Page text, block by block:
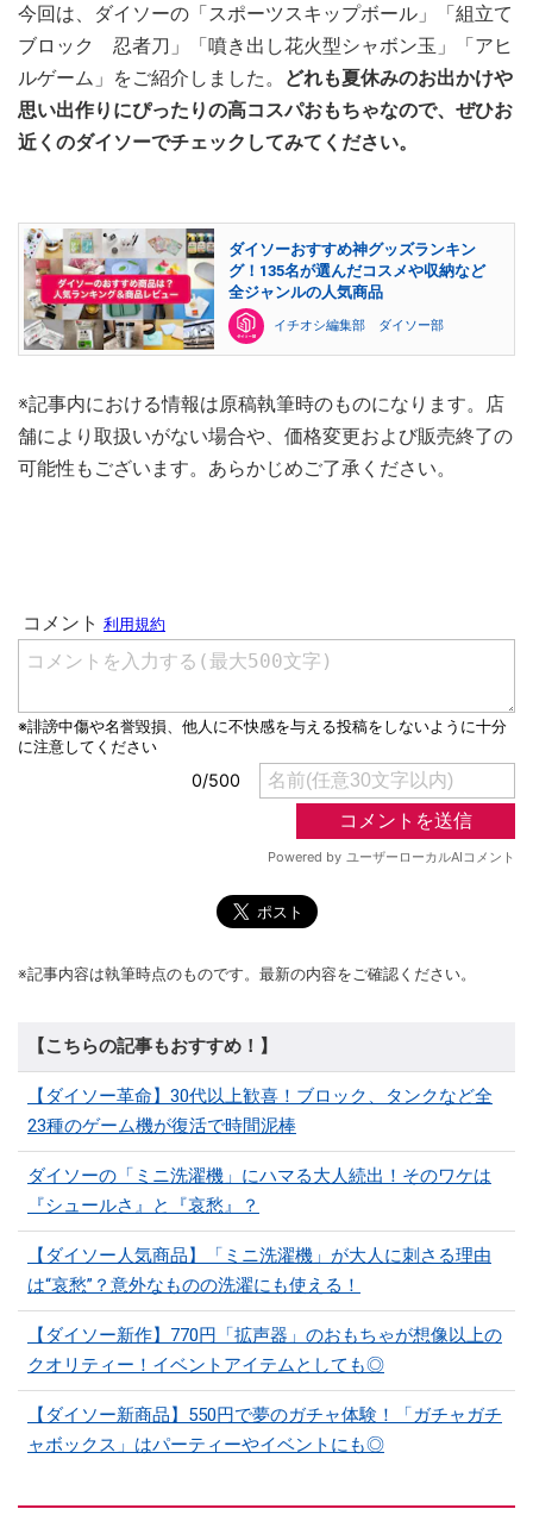
今回は、ダイソーの「スポーツスキップボール」「組立て
ブロック 忍者刀」「噴き出し花火型シャボン玉」「アヒ
ルゲーム」をご紹介しました。
どれも夏休みのお出かけや
思い出作りにぴったりの高コスパおもちゃなので、ぜひお
近くのダイソーでチェックしてみてください。
ダイソーおすすめ神グッズランキン
グ！135名が選んだコスメや収納など
全ジャンルの人気商品
イチオシ編集部 ダイソー部
※記事内における情報は原稿執筆時のものになります。店
舗により取扱いがない場合や、価格変更および販売終了の
可能性もございます。あらかじめご了承ください。
※記事内容は執筆時点のものです。最新の内容をご確認ください。
【こちらの記事もおすすめ！】
【ダイソー革命】30代以上歓喜！ブロック、タンクなど全
23種のゲーム機が復活で時間泥棒
ダイソーの「ミニ洗濯機」にハマる大人続出！そのワケは
『シュールさ』と『哀愁』？
【ダイソー人気商品】「ミニ洗濯機」が大人に刺さる理由
は“哀愁”？意外なものの洗濯にも使える！
【ダイソー新作】770円「拡声器」のおもちゃが想像以上の
クオリティー！イベントアイテムとしても◎
【ダイソー新商品】550円で夢のガチャ体験！「ガチャガチ
ャボックス」はパーティーやイベントにも◎